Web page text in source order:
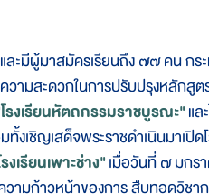
ผู้มาสมัครเรียนถึง ๗๗ คน กระ
วามสะดวกในการปรับปรุงหลัก
รงเรียนหัตถกรรมราชบูรณะ"แ
เชิญเสด็จพระราชดำเนินมาเปิด
งเรียนเพาะช่าง"เมื่อวันที่ ๗ มกร
วามก้าวหน้าของการ สืบทอดวิช